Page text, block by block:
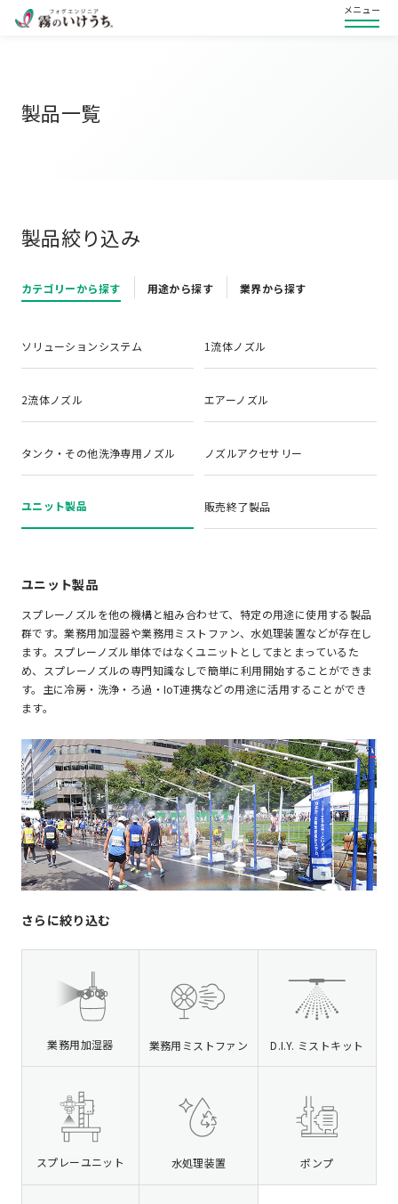
メニュー
製品一覧
製品絞り込み
カテゴリーから探す 用途から探す 業界から探す
ソリューションシステム 1流体ノズル
2流体ノズル エアーノズル
タンク・その他洗浄専用ノズル ノズルアクセサリー
ユニット製品 販売終了製品
ユニット製品
スプレーノズルを他の機構と組み合わせて、特定の用途に使用する製品
群です。業務用加湿器や業務用ミストファン、水処理装置などが存在し
ます。スプレーノズル単体ではなくユニットとしてまとまっているた
め、スプレーノズルの専門知識なしで簡単に利用開始することができま
す。主に冷房・洗浄・ろ過・IoT連携などの用途に活用することができ
ます。
さらに絞り込む
業務用加湿器 業務用ミストファン D.I.Y. ミストキット
スプレーユニット 水処理装置 ポンプ